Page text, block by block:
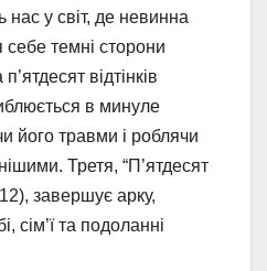
нас у світ, де невинна
себе темні сторони
відтінків
в минуле
його травми і роблячи
Третя, “П’ятдесят
завершує арку,
сім’ї та подоланні